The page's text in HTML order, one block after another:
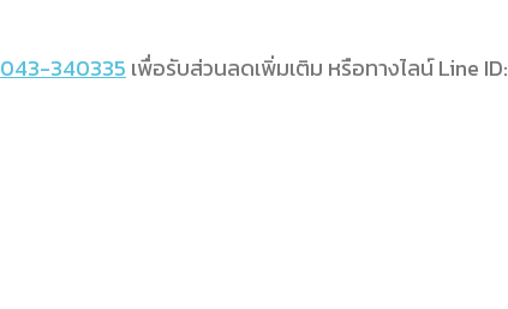
043-340335 เพื่อรับส่วนลดเพิ่มเติม หรือทางไลน์ Line ID: